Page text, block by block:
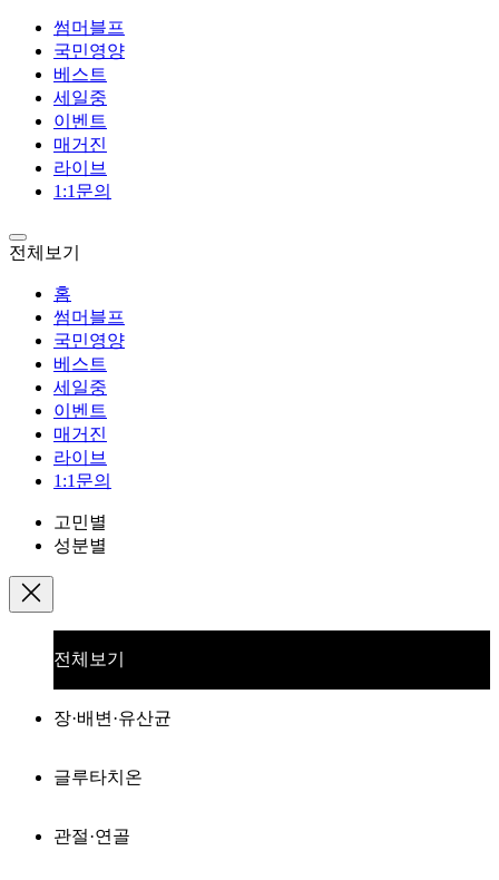
썸머블프
국민영양
베스트
세일중
이벤트
매거진
라이브
1:1문의
전체보기
홈
썸머블프
국민영양
베스트
세일중
이벤트
매거진
라이브
1:1문의
고민별
성분별
전체보기
장·배변·유산균
글루타치온
관절·연골